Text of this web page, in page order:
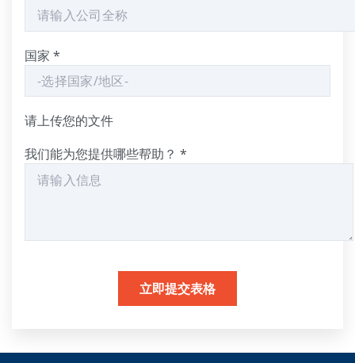
国家 *
请上传您的文件
我们能为您提供哪些帮助？ *